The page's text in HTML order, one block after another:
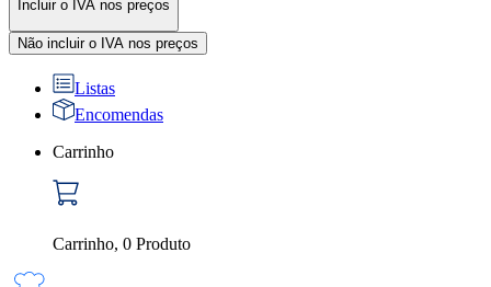
Incluir o IVA nos preços
Não incluir o IVA nos preços
Listas
Encomendas
Carrinho
Carrinho, 0 Produto